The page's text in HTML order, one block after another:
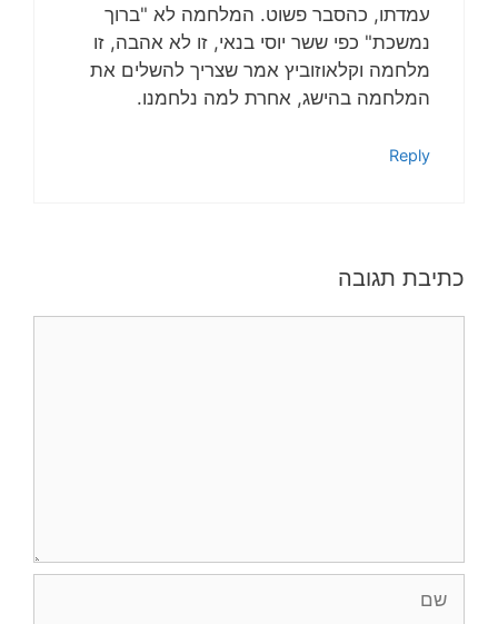
עמדתו, כהסבר פשוט. המלחמה לא "ברוך
נמשכת" כפי ששר יוסי בנאי, זו לא אהבה, זו
מלחמה וקלאוזוביץ אמר שצריך להשלים את
המלחמה בהישג, אחרת למה נלחמנו.
Reply
כתיבת תגובה